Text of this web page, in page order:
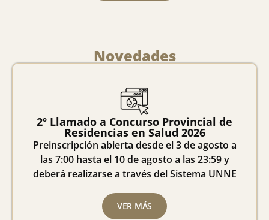
Novedades
2º Llamado a Concurso Provincial de
Residencias en Salud 2026
Preinscripción abierta desde el 3 de agosto a
las 7:00 hasta el 10 de agosto a las 23:59 y
deberá realizarse a través del Sistema UNNE
VER MÁS